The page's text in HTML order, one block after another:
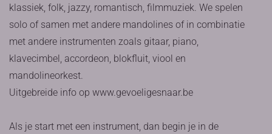
klassiek, folk, jazzy, romantisch, filmmuziek. We spelen
solo of samen met andere mandolines of in combinatie
met andere instrumenten zoals gitaar, piano,
klavecimbel, accordeon, blokfluit, viool en
mandolineorkest.
Uitgebreide info op www.gevoeligesnaar.be
Als je start met een instrument, dan begin je in de